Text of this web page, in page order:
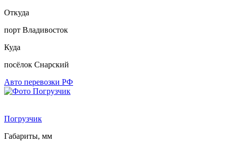
Откуда
порт Владивосток
Куда
посёлок Снарский
Авто перевозки РФ
Погрузчик
Габариты, мм